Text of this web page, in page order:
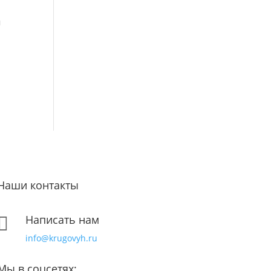
контакты
Написать нам
info@krugovyh.ru